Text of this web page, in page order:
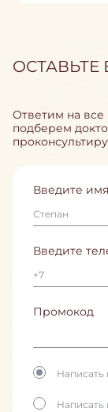
Ответим на все
подберем
Введите имя
Введите
Промокод
Написать
Написать